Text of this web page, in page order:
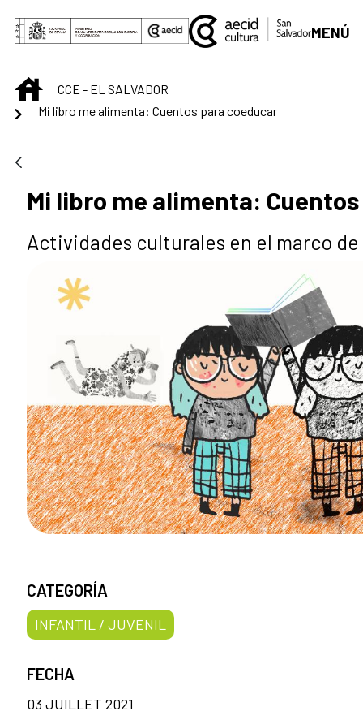
Saut au contenu principal
MENÚ
INICIOCCE - EL SALVADOR
Mi libro me alimenta: Cuentos para coeducar
Mi libro me alimenta:
Actividades culturales en el marco
CATEGORÍA
INFANTIL / JUVENIL
FECHA
03 JUILLET 2021